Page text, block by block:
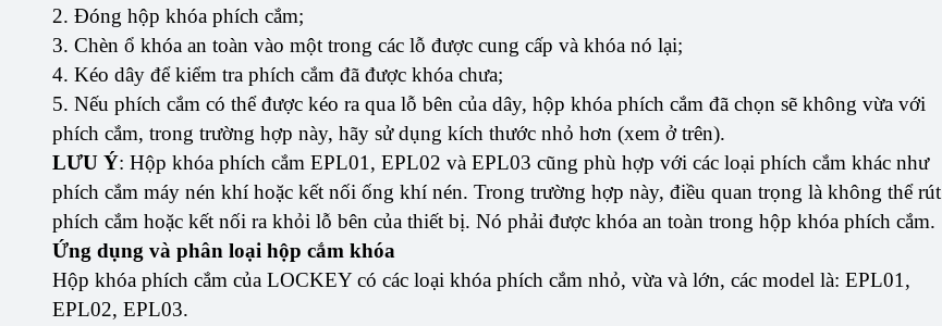
2. Đóng hộp khóa phích cắm;
3. Chèn ổ khóa an toàn vào một trong các lỗ được cung cấp và khóa nó lại;
4. Kéo dây để kiểm tra phích cắm đã được khóa chưa;
5. Nếu phích cắm có thể được kéo ra qua lỗ bên của dây, hộp khóa phích cắm đã chọn sẽ không vừa với
phích cắm, trong trường hợp này, hãy sử dụng kích thước nhỏ hơn (xem ở trên).
LƯU Ý: Hộp khóa phích cắm EPL01, EPL02 và EPL03 cũng phù hợp với các loại phích cắm khác như
phích cắm máy nén khí hoặc kết nối ống khí nén. Trong trường hợp này, điều quan trọng là không thể rút
phích cắm hoặc kết nối ra khỏi lỗ bên của thiết bị. Nó phải được khóa an toàn trong hộp khóa phích cắm.
Ứng dụng và phân loại hộp cắm khóa
Hộp khóa phích cắm của LOCKEY có các loại khóa phích cắm nhỏ, vừa và lớn, các model là: EPL01,
EPL02, EPL03.